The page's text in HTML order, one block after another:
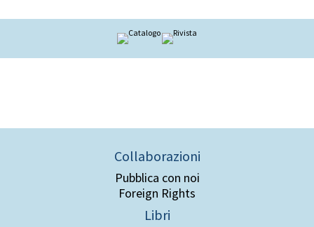
Collaborazioni
Pubblica con noi
Foreign Rights
Libri